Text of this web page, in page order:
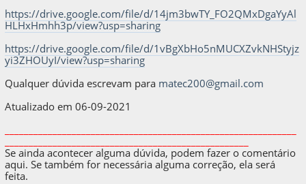
https://drive.google.com/file/d/14jm3bwTY_FO2QMxDgaYyAl
HLHxHmhh3p/view?usp=sharing
https://drive.google.com/file/d/1vBgXbHo5nMUCXZvkNHStyjz
yi3ZHOUyI/view?usp=sharing
Qualquer dúvida escrevam para matec200@gmail.com
Atualizado em 06-09-2021
Se ainda acontecer alguma dúvida, podem fazer o comentário
aqui. Se também for necessária alguma correção, ela será
feita.